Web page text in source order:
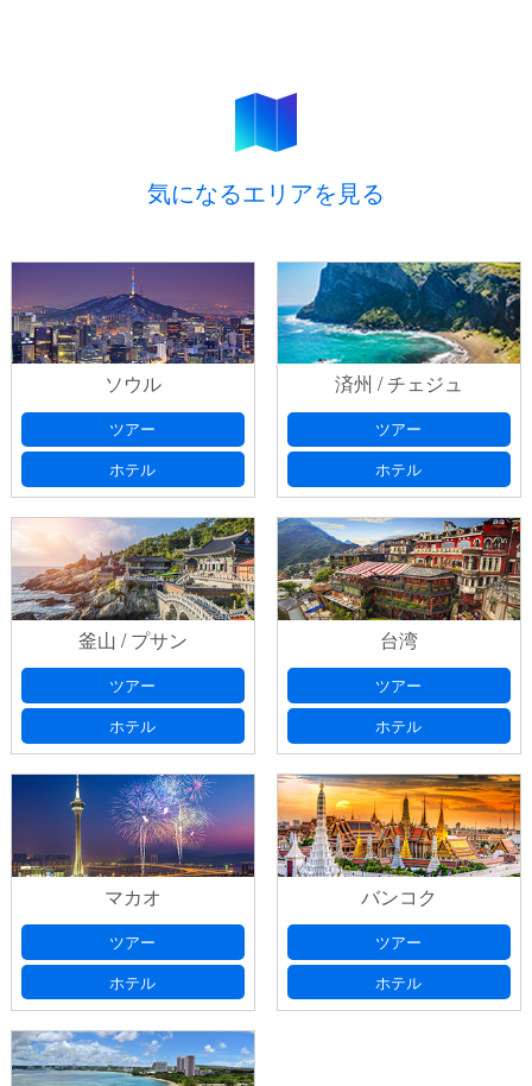
お問い合わせ
プライバシーポリシ
ー
出発日(必須) 出発日の選択は、本日より日曜・祝日を除いた
７日以降としてください
出発日 第2希望出発日の選択は、本日より日曜・祝日を除
いた７日以降としてください
ご希望フライト(必須)
ご希望宿泊ホテル(必須)
旅行日数、延泊希望等のご要望がございました
ら、ご記入ください。
ティーウェイ航空で行く！済州3日間【4月～
ご予約
プライバシーポリシ
ー
お問い合わせ番号以前、フォームにてお問い合わせいた
だいたお客様は、返信メールに記載されております「お問い合
わせ番号」をご記入ください。
(必須) 出発日の選択は、本日より日曜・祝日を除いた
７日以降としてください
ご希望フライト(必須)
ご希望宿泊ホテル
お申込み代表者情報
気になるエリアを見る
ソウル
ツアー
ホテル
済州 / チェジュ
ツアー
ホテル
釜山 / プサン
ツアー
ホテル
台湾
ツアー
ホテル
マカオ
ツアー
ホテル
バンコク
ツアー
ホテル